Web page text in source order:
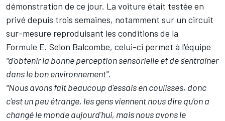
démonstration de ce jour. La voiture était testée en
privé depuis trois semaines, notamment sur un circuit
sur-mesure reproduisant les conditions de la
Formule E. Selon Balcombe, celui-ci permet à l'équipe
"d'obtenir la bonne perception sensorielle et de s'entraîner
dans le bon environnement".
"Nous avons fait beaucoup d'essais en coulisses, donc
c'est un peu étrange, les gens viennent nous dire qu'on a
changé le monde aujourd'hui, mais nous avons le